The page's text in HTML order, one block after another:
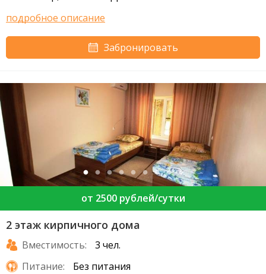
подробное описание
Забронировать
от 2500 рублей/сутки
2 этаж кирпичного дома
Вместимость:
3 чел.
Питание:
Без питания